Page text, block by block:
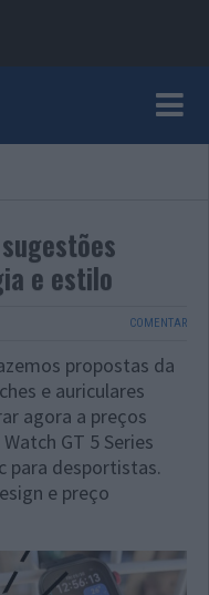
e estilo
COMENTAR
propostas da
e auriculares
agora a preços
GT 5 Series
para desportistas.
e preço